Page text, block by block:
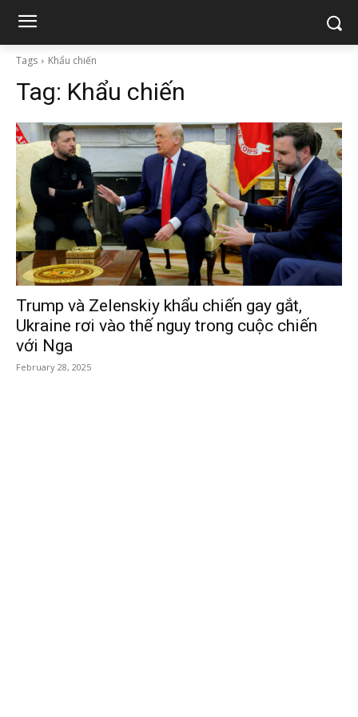
Tags Khẩu chiến
Tag: Khẩu chiến
Trump và Zelenskiy khẩu chiến gay gắt,
Ukraine rơi vào thế nguy trong cuộc chiến
với Nga
February 28, 2025